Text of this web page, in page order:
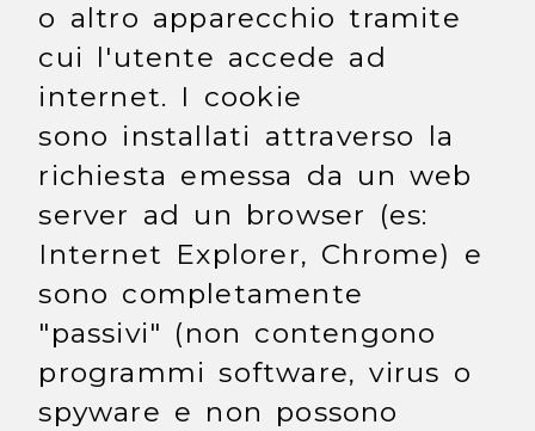
o altro apparecchio tramite
cui l'utente accede ad
internet. I cookie
sono installati attraverso la
richiesta emessa da un web
server ad un browser (es:
Internet Explorer, Chrome) e
sono completamente
"passivi" (non contengono
programmi software, virus o
spyware e non possono